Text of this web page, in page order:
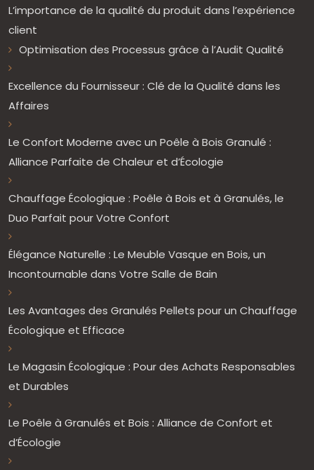
L’importance de la qualité du produit dans l’expérience
client
Optimisation des Processus grâce à l’Audit Qualité
Excellence du Fournisseur : Clé de la Qualité dans les
Affaires
Le Confort Moderne avec un Poêle à Bois Granulé :
Alliance Parfaite de Chaleur et d’Écologie
Chauffage Écologique : Poêle à Bois et à Granulés, le
Duo Parfait pour Votre Confort
Élégance Naturelle : Le Meuble Vasque en Bois, un
Incontournable dans Votre Salle de Bain
Les Avantages des Granulés Pellets pour un Chauffage
Écologique et Efficace
Le Magasin Écologique : Pour des Achats Responsables
et Durables
Le Poêle à Granulés et Bois : Alliance de Confort et
d’Écologie